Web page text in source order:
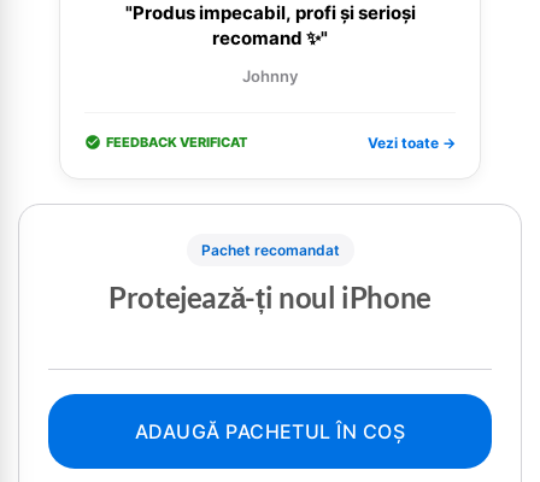
"Produs impecabil, profi și serioși
recomand ✨"
Johnny
FEEDBACK VERIFICAT Vezi toate →
Pachet recomandat
Protejează-ți noul iPhone
ADAUGĂ PACHETUL ÎN COȘ